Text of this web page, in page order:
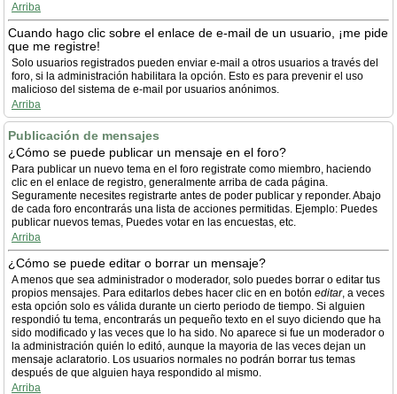
Arriba
Cuando hago clic sobre el enlace de e-mail de un usuario, ¡me pide
que me registre!
Solo usuarios registrados pueden enviar e-mail a otros usuarios a través del
foro, si la administración habilitara la opción. Esto es para prevenir el uso
malicioso del sistema de e-mail por usuarios anónimos.
Arriba
Publicación de mensajes
¿Cómo se puede publicar un mensaje en el foro?
Para publicar un nuevo tema en el foro registrate como miembro, haciendo
clic en el enlace de registro, generalmente arriba de cada página.
Seguramente necesites registrarte antes de poder publicar y reponder. Abajo
de cada foro encontrarás una lista de acciones permitidas. Ejemplo: Puedes
publicar nuevos temas, Puedes votar en las encuestas, etc.
Arriba
¿Cómo se puede editar o borrar un mensaje?
A menos que sea administrador o moderador, solo puedes borrar o editar tus
propios mensajes. Para editarlos debes hacer clic en en botón editar, a veces
esta opción solo es válida durante un cierto periodo de tiempo. Si alguien
respondió tu tema, encontrarás un pequeño texto en el suyo diciendo que ha
sido modificado y las veces que lo ha sido. No aparece si fue un moderador o
la administración quién lo editó, aunque la mayoria de las veces dejan un
mensaje aclaratorio. Los usuarios normales no podrán borrar tus temas
después de que alguien haya respondido al mismo.
Arriba